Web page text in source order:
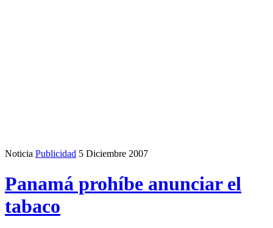
Noticia Publicidad 5 Diciembre 2007
Panamá prohíbe anunciar el
tabaco